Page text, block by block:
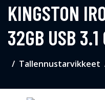
KINGSTON
32GB USB 3.1
Tallennustarvikkeet